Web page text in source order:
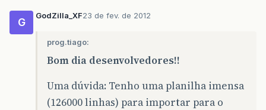
G
GodZilla_XF23 de fev. de 2012
prog.tiago:
Bom dia desenvolvedores!!
Uma dúvida: Tenho uma planilha imensa
(126000 linhas) para importar para o